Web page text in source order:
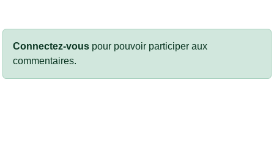
Connectez-vous pour pouvoir participer aux
commentaires.